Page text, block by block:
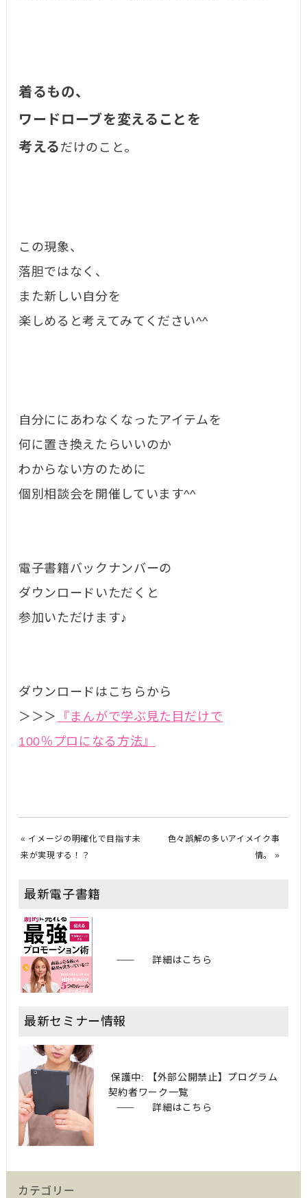
着るもの、
ワードローブを変えることを
考える だけのこと。
この現象、
落胆ではなく、
また新しい自分を
楽しめると考えてみてください^^
自分ににあわなくなったアイテムを
何に置き換えたらいいのか
わからない方のために
個別相談会を開催しています^^
電子書籍バックナンバーの
ダウンロードいただくと
参加いただけます♪
ダウンロードはこちらから
＞＞＞
『まんがで学ぶ見た目だけで
100％プロになる方法』
« イメージの明確化で目指す未
来が実現する！？
色々誤解の多いアイメイク事
情。
»
最新電子書籍
詳細はこちら
最新セミナー情報
保護中: 【外部公開禁止】プログラム
契約者ワーク一覧
詳細はこちら
カテゴリー